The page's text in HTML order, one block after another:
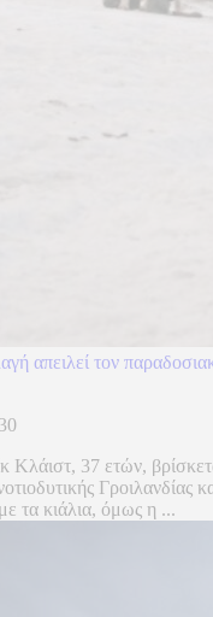
απειλεί τον
Κλάιστ, 37 ετών,
Γροιλανδίας
τα κιάλια, όμως η ...